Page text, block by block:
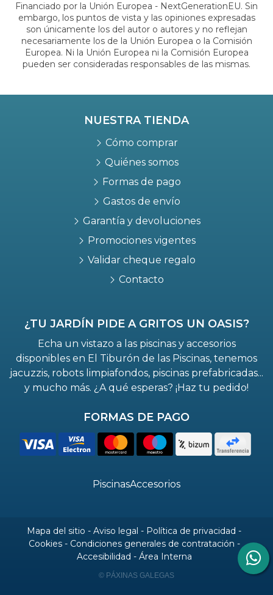
Financiado por la Unión Europea - NextGenerationEU. Sin
embargo, los puntos de vista y las opiniones expresadas
son únicamente los del autor o autores y no reflejan
necesariamente los de la Unión Europea o la Comisión
Europea. Ni la Unión Europea ni la Comisión Europea
pueden ser consideradas responsables de las mismas.
¿TU JARDÍN PIDE A GRITOS UN OASIS?
Echa un vistazo a las piscinas y accesorios
disponibles en El Tiburón de las Piscinas, tenemos
jacuzzis, robots limpiafondos, piscinas prefabricadas...
y mucho más. ¿A qué esperas? ¡Haz tu pedido!
FORMAS DE PAGO
NUESTRA TIENDA
Cómo comprar
Quiénes somos
Formas de pago
Gastos de envío
Garantía y devoluciones
Promociones vigentes
Validar cheque regalo
Contacto
PiscinasAccesorios
Mapa del sitio - Aviso legal - Política de privacidad -
Cookies- Condiciones generales de contratación -
Accesibilidad - Área Interna
© PÁXINAS GALEGAS